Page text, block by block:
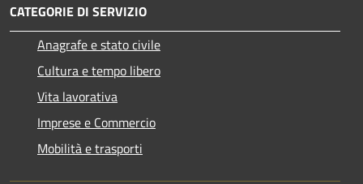
CATEGORIE DI SERVIZIO
Anagrafe e stato civile
Cultura e tempo libero
Vita lavorativa
Imprese e Commercio
Mobilità e trasporti